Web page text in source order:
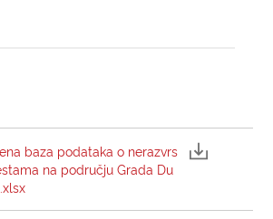
baza podataka o nerazvrs
na području Grada Du